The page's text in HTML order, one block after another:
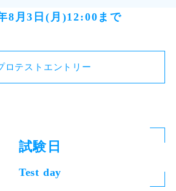
8月3日(月)12:00まで
ロテストエントリー
試験日
Test day